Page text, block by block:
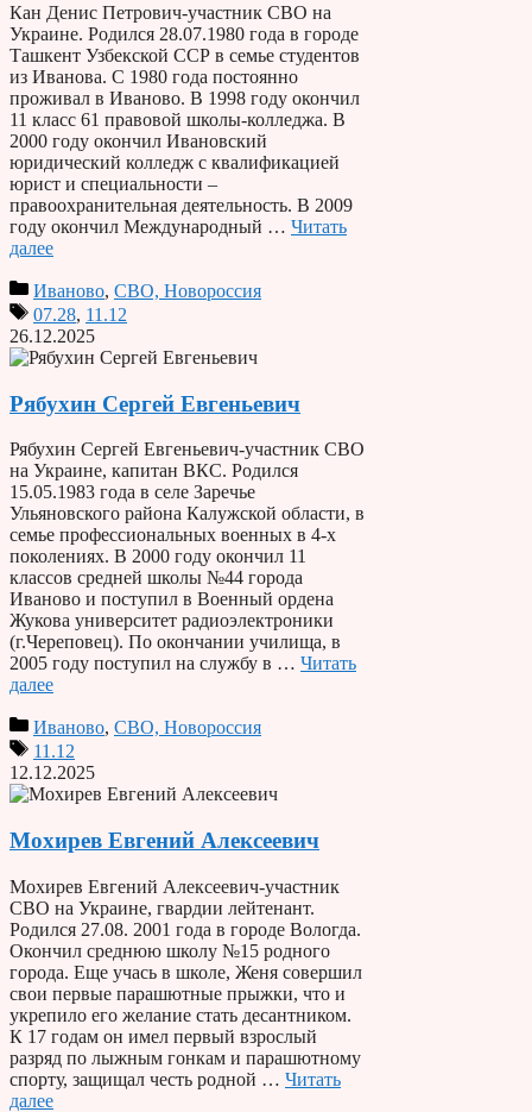
Кан Денис Петрович-участник СВО на
Украине. Родился 28.07.1980 года в городе
Ташкент Узбекской ССР в семье студентов
из Иванова. С 1980 года постоянно
проживал в Иваново. В 1998 году окончил
11 класс 61 правовой школы-колледжа. В
2000 году окончил Ивановский
юридический колледж с квалификацией
юрист и специальности –
правоохранительная деятельность. В 2009
году окончил Международный … Читать
далее
Иваново, СВО, Новороссия
07.28, 11.12
26.12.2025
Рябухин Сергей Евгеньевич
Рябухин Сергей Евгеньевич-участник СВО
на Украине, капитан ВКС. Родился
15.05.1983 года в селе Заречье
Ульяновского района Калужской области, в
семье профессиональных военных в 4-х
поколениях. В 2000 году окончил 11
классов средней школы №44 города
Иваново и поступил в Военный ордена
Жукова университет радиоэлектроники
(г.Череповец). По окончании училища, в
2005 году поступил на службу в … Читать
далее
Иваново, СВО, Новороссия
11.12
12.12.2025
Мохирев Евгений Алексеевич
Мохирев Евгений Алексеевич-участник
СВО на Украине, гвардии лейтенант.
Родился 27.08. 2001 года в городе Вологда.
Окончил среднюю школу №15 родного
города. Еще учась в школе, Женя совершил
свои первые парашютные прыжки, что и
укрепило его желание стать десантником.
К 17 годам он имел первый взрослый
разряд по лыжным гонкам и парашютному
спорту, защищал честь родной … Читать
далее